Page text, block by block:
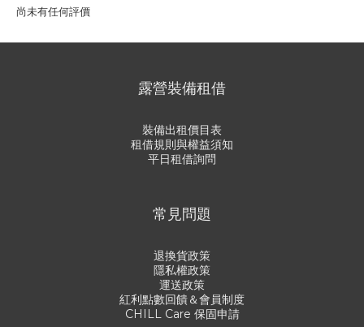
尚未有任何評價
露營裝備租借
裝備出租價目表
租借規則與權益須知
平日租借詢問
常見問題
退換貨政策
隱私權政策
運送政策
紅利點數回饋＆會員制度
CHILL Care 保固申請